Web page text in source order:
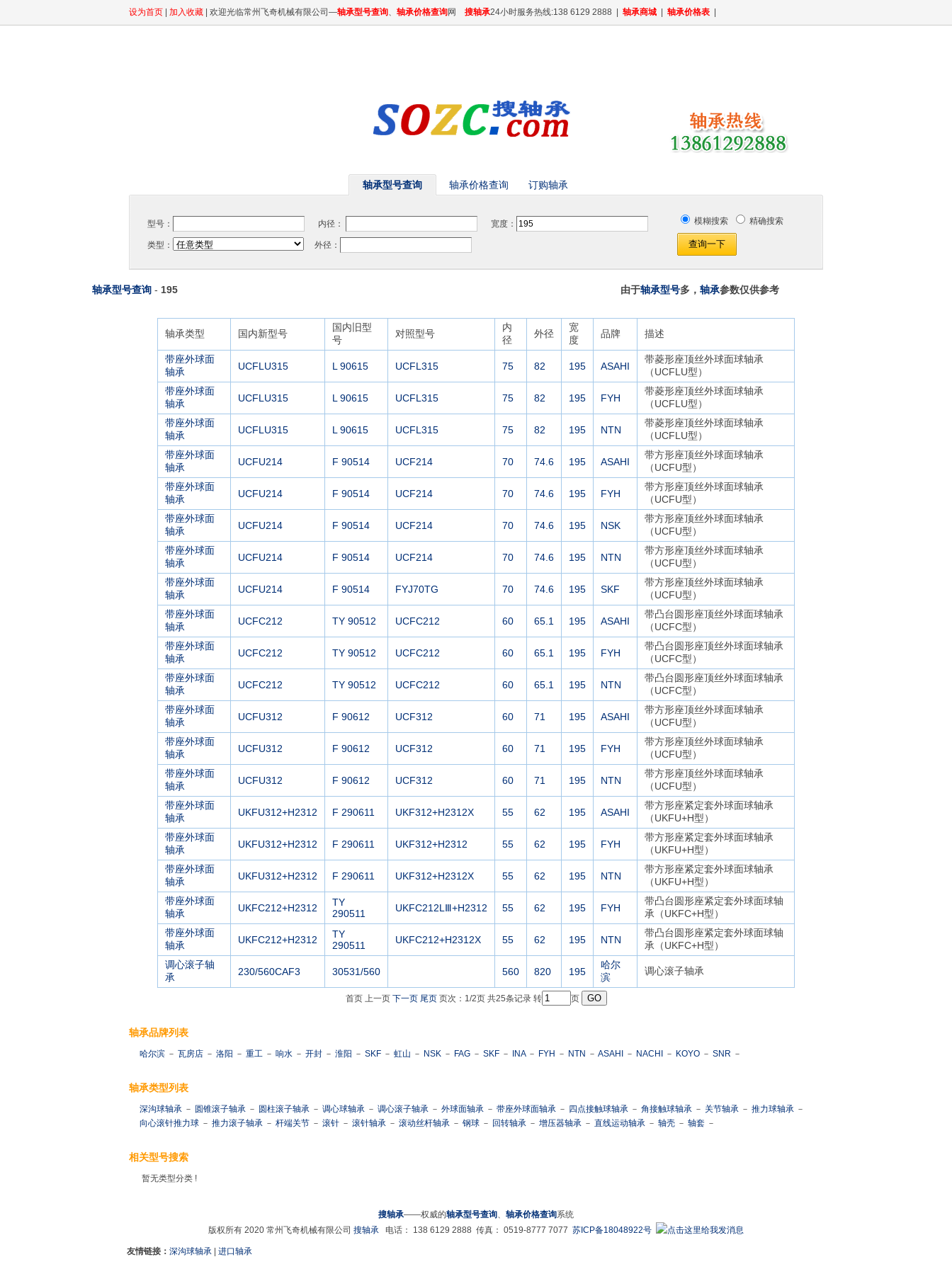
设为首页 加入收藏 | 欢迎光临常州飞奇机械有限公司—轴承型号查询、 轴承价格查询网 搜轴承24小时服务热线:138 6129 2888 | 轴承商城 轴承价格表
轴承型号查询 轴承价格查询 订购轴承
模糊搜索 精确搜索
型号： 内径： 宽度：
类型： 外径：
轴承型号查询 - 195 由于轴承型号多， 轴承参数仅供参考
轴承类型 国内新型号
国内旧型
号
对照型号
内
径
外径
宽
度
品牌 描述
带座外球面
轴承
UCFLU315 L 90615 UCFL315 75 82 195 ASAHI
带菱形座顶丝外球面球轴承
（UCFLU型）
带座外球面
轴承
UCFLU315 L 90615 UCFL315 75 82 195 FYH
带菱形座顶丝外球面球轴承
（UCFLU型）
带座外球面
轴承
UCFLU315 L 90615 UCFL315 75 82 195 NTN
带菱形座顶丝外球面球轴承
（UCFLU型）
带座外球面
轴承
UCFU214 F 90514 UCF214 70 74.6 195 ASAHI
带方形座顶丝外球面球轴承
（UCFU型）
带座外球面
轴承
UCFU214 F 90514 UCF214 70 74.6 195 FYH
带方形座顶丝外球面球轴承
（UCFU型）
带座外球面
轴承
UCFU214 F 90514 UCF214 70 74.6 195 NSK
带方形座顶丝外球面球轴承
（UCFU型）
带座外球面
轴承
UCFU214 F 90514 UCF214 70 74.6 195 NTN
带方形座顶丝外球面球轴承
（UCFU型）
带座外球面
轴承
UCFU214 F 90514 FYJ70TG 70 74.6 195 SKF
带方形座顶丝外球面球轴承
（UCFU型）
带座外球面
轴承
UCFC212 TY 90512 UCFC212 60 65.1 195 ASAHI
带凸台圆形座顶丝外球面球轴承
（UCFC型）
带座外球面
轴承
UCFC212 TY 90512 UCFC212 60 65.1 195 FYH
带凸台圆形座顶丝外球面球轴承
（UCFC型）
带座外球面
轴承
UCFC212 TY 90512 UCFC212 60 65.1 195 NTN
带凸台圆形座顶丝外球面球轴承
（UCFC型）
带座外球面
轴承
UCFU312 F 90612 UCF312 60 71 195 ASAHI
带方形座顶丝外球面球轴承
（UCFU型）
带座外球面
轴承
UCFU312 F 90612 UCF312 60 71 195 FYH
带方形座顶丝外球面球轴承
（UCFU型）
带座外球面
轴承
UCFU312 F 90612 UCF312 60 71 195 NTN
带方形座顶丝外球面球轴承
（UCFU型）
带座外球面
轴承
UKFU312+H2312 F 290611 UKF312+H2312X 55 62 195 ASAHI
带方形座紧定套外球面球轴承
（UKFU+H型）
带座外球面
轴承
UKFU312+H2312 F 290611 UKF312+H2312 55 62 195 FYH
带方形座紧定套外球面球轴承
（UKFU+H型）
带座外球面
轴承
UKFU312+H2312 F 290611 UKF312+H2312X 55 62 195 NTN
带方形座紧定套外球面球轴承
（UKFU+H型）
带座外球面
轴承
UKFC212+H2312
TY
290511
UKFC212LⅢ+H2312 55 62 195 FYH
带凸台圆形座紧定套外球面球轴
承（UKFC+H型）
带座外球面
轴承
UKFC212+H2312
TY
290511
UKFC212+H2312X 55 62 195 NTN
带凸台圆形座紧定套外球面球轴
承（UKFC+H型）
调心滚子轴
承
230/560CAF3 30531/560 560 820 195
哈尔
滨
调心滚子轴承
首页 上一页 下一页 尾页页次：1/2页 共25条记录 转 页
轴承品牌列表
哈尔滨 － 瓦房店 － 洛阳 － 重工 － 响水 － 开封 － 淮阳 － SKF － 虹山 － NSK － FAG － SKF － INA－ FYH － NTN － ASAHI － NACHI － KOYO － SNR －
轴承类型列表
深沟球轴承 － 圆锥滚子轴承 － 圆柱滚子轴承 － 调心球轴承 － 调心滚子轴承 － 外球面轴承 － 带座外球面轴承 － 四点接触球轴承 － 角接触球轴承 － 关节轴承 － 推力球轴承 －
向心滚针推力球 － 推力滚子轴承 － 杆端关节 － 滚针 － 滚针轴承 － 滚动丝杆轴承 － 钢球 － 回转轴承 － 增压器轴承 － 直线运动轴承 － 轴壳 － 轴套 －
相关型号搜索
暂无类型分类 !
搜轴承——权威的轴承型号查询、 轴承价格查询系统
版权所有 2020 常州飞奇机械有限公司 搜轴承 电话： 138 6129 2888 传真： 0519-8777 7077 苏ICP备18048922号
友情链接： 深沟球轴承| 进口轴承